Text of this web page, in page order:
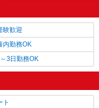
験歓迎
内勤務OK
3日勤務OK
ト